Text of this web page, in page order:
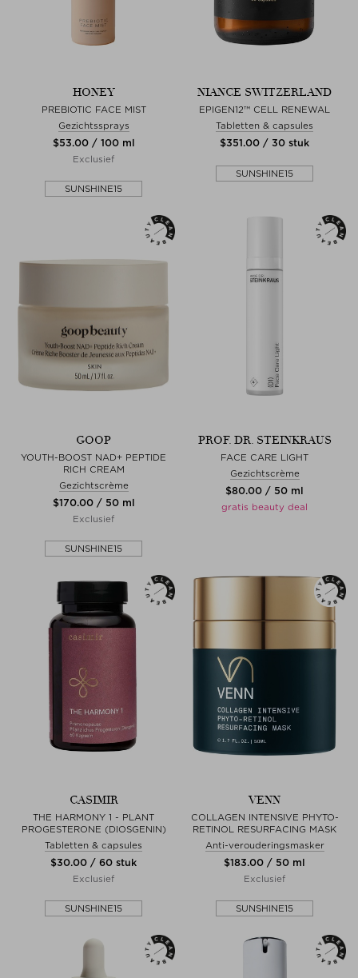
HONEY
PREBIOTIC FACE MIST
Gezichtssprays
$‌53.00 / 100 ml
Exclusief
SUNSHINE15
NIANCE SWITZERLAND
EPIGEN12™ CELL RENEWAL
Tabletten & capsules
$‌351.00 / 30 stuk
SUNSHINE15
GOOP
YOUTH-BOOST NAD+ PEPTIDE
RICH CREAM
Gezichtscrème
$‌170.00 / 50 ml
Exclusief
SUNSHINE15
PROF. DR. STEINKRAUS
FACE CARE LIGHT
Gezichtscrème
$‌80.00 / 50 ml
gratis beauty deal
CASIMIR
THE HARMONY 1 - PLANT
PROGESTERONE (DIOSGENIN)
Tabletten & capsules
$‌30.00 / 60 stuk
Exclusief
SUNSHINE15
VENN
COLLAGEN INTENSIVE PHYTO-
RETINOL RESURFACING MASK
Anti-verouderingsmasker
$‌183.00 / 50 ml
Exclusief
SUNSHINE15